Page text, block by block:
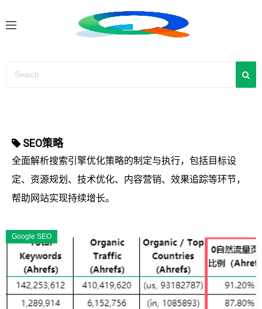
SEO策略
全面解析搜索引擎优化策略的制定与执行，包括目标设
定、资源规划、技术优化、内容营销、效果追踪等环节，
帮助网站实现持续增长。
Google SEO